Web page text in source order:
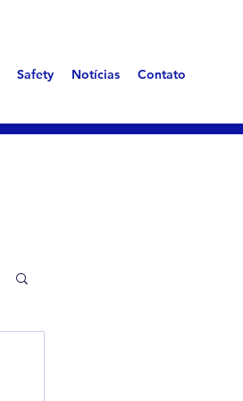
Safety Notícias Contato